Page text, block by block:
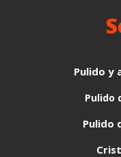
Pulido y
Pulido
Pulido